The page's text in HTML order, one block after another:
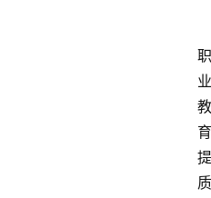
职
业
教
育
提
质